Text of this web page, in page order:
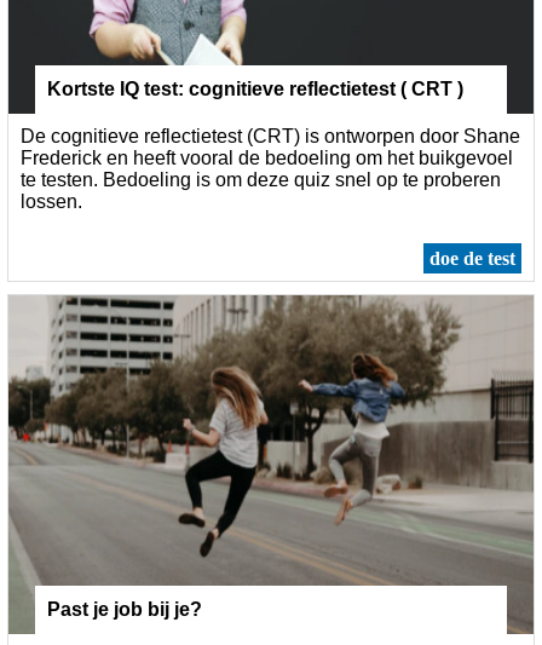
Kortste IQ test: cognitieve reflectietest ( CRT )
De cognitieve reflectietest (CRT) is ontworpen door Shane
Frederick en heeft vooral de bedoeling om het buikgevoel
te testen. Bedoeling is om deze quiz snel op te proberen
lossen.
doe de test
Past je job bij je?